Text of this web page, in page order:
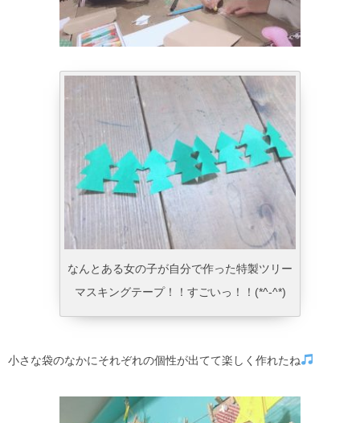
なんとある女の子が自分で作った特製ツリー
マスキングテープ！！すごいっ！！(*^-^*)
小さな袋のなかにそれぞれの個性が出てて楽しく作れたね